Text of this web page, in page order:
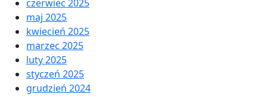
czerwiec 2025
maj 2025
kwiecień 2025
marzec 2025
luty 2025
styczeń 2025
grudzień 2024